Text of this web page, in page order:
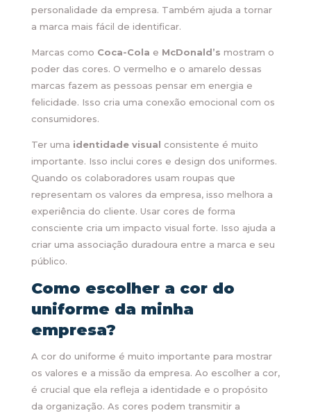
personalidade da empresa. Também ajuda a tornar
a marca mais fácil de identificar.
Marcas como Coca-Cola e McDonald’s mostram o
poder das cores. O vermelho e o amarelo dessas
marcas fazem as pessoas pensar em energia e
felicidade. Isso cria uma conexão emocional com os
consumidores.
Ter uma identidade visual consistente é muito
importante. Isso inclui cores e design dos uniformes.
Quando os colaboradores usam roupas que
representam os valores da empresa, isso melhora a
experiência do cliente. Usar cores de forma
consciente cria um impacto visual forte. Isso ajuda a
criar uma associação duradoura entre a marca e seu
público.
Como escolher a cor do
uniforme da minha
empresa?
A cor do uniforme é muito importante para mostrar
os valores e a missão da empresa. Ao escolher a cor,
é crucial que ela refleja a identidade e o propósito
da organização. As cores podem transmitir a